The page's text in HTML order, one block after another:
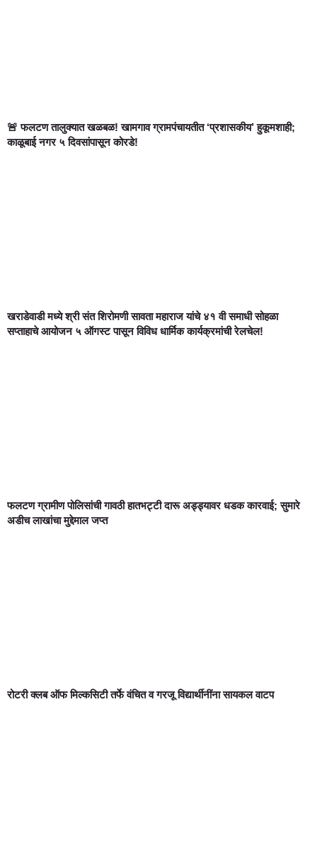
🚨 फलटण तालुक्यात खळबळ! खामगाव ग्रामपंचायतीत ‘प्रशासकीय’ हुकूमशाही;
काळूबाई नगर ५ दिवसांपासून कोरडे!
खराडेवाडी मध्ये श्री संत शिरोमणी सावता महाराज यांचे ४१ वी समाधी सोहळा
सप्ताहाचे आयोजन ५ ऑगस्ट पासून विविध धार्मिक कार्यक्रमांची रेलचेल!
फलटण ग्रामीण पोलिसांची गावठी हातभट्टी दारू अड्ड्यावर धडक कारवाई; सुमारे
अडीच लाखांचा मुद्देमाल जप्त
रोटरी क्लब ऑफ मिल्कसिटी तर्फे वंचित व गरजू विद्यार्थीनींना सायकल वाटप